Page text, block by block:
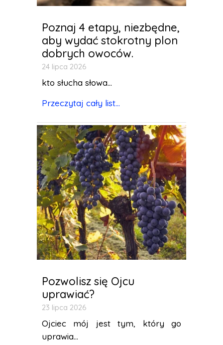
Poznaj 4 etapy, niezbędne,
aby wydać stokrotny plon
dobrych owoców.
24 lipca 2026
kto słucha słowa...
Przeczytaj cały list...
Pozwolisz się Ojcu
uprawiać?
23 lipca 2026
Ojciec mój jest tym, który go
uprawia...